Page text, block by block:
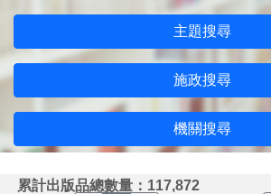
主題搜尋
施政搜尋
機關搜尋
累計出版品總數量：117,872